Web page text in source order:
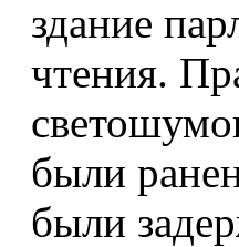
здание
чтения.
были
были